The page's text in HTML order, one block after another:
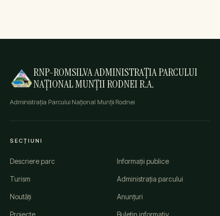
RNP-ROMSILVA ADMINISTRAȚIA PARCULUI
NAȚIONAL MUNȚII RODNEI R.A.
Administrația Parcului Național Munții Rodnei
SECȚIUNI
Descriere parc
Turism
Noutăți
Proiecte
Informații publice
Administrația parcului
Anunțuri
Buletin informativ